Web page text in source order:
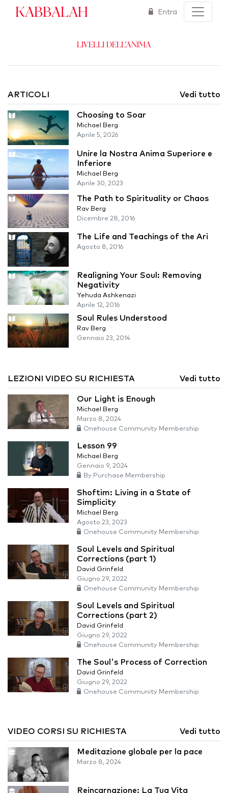
Kabbalah Entra
Livelli dell'Anima
ARTICOLI Vedi tutto
Choosing to Soar
Michael Berg
Aprile 5, 2026
Unire la Nostra Anima Superiore e
Inferiore
Michael Berg
Aprile 30, 2023
The Path to Spirituality or Chaos
Rav Berg
Dicembre 28, 2016
The Life and Teachings of the Ari
Agosto 8, 2016
Realigning Your Soul: Removing
Negativity
Yehuda Ashkenazi
Aprile 12, 2016
Soul Rules Understood
Rav Berg
Gennaio 23, 2014
LEZIONI VIDEO SU RICHIESTA Vedi tutto
Our Light is Enough
Michael Berg
Marzo 8, 2024
Onehouse Community Membership
Lesson 99
Michael Berg
Gennaio 9, 2024
By Purchase Membership
Shoftim: Living in a State of
Simplicity
Michael Berg
Agosto 23, 2023
Onehouse Community Membership
Soul Levels and Spiritual
Corrections (part 1)
David Grinfeld
Giugno 29, 2022
Onehouse Community Membership
Soul Levels and Spiritual
Corrections (part 2)
David Grinfeld
Giugno 29, 2022
Onehouse Community Membership
The Soul's Process of Correction
David Grinfeld
Giugno 29, 2022
Onehouse Community Membership
VIDEO CORSI SU RICHIESTA Vedi tutto
Meditazione globale per la pace
Marzo 8, 2024
Reincarnazione: La Tua Vita